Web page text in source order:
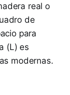
real o
de
para
(L) es
modernas.